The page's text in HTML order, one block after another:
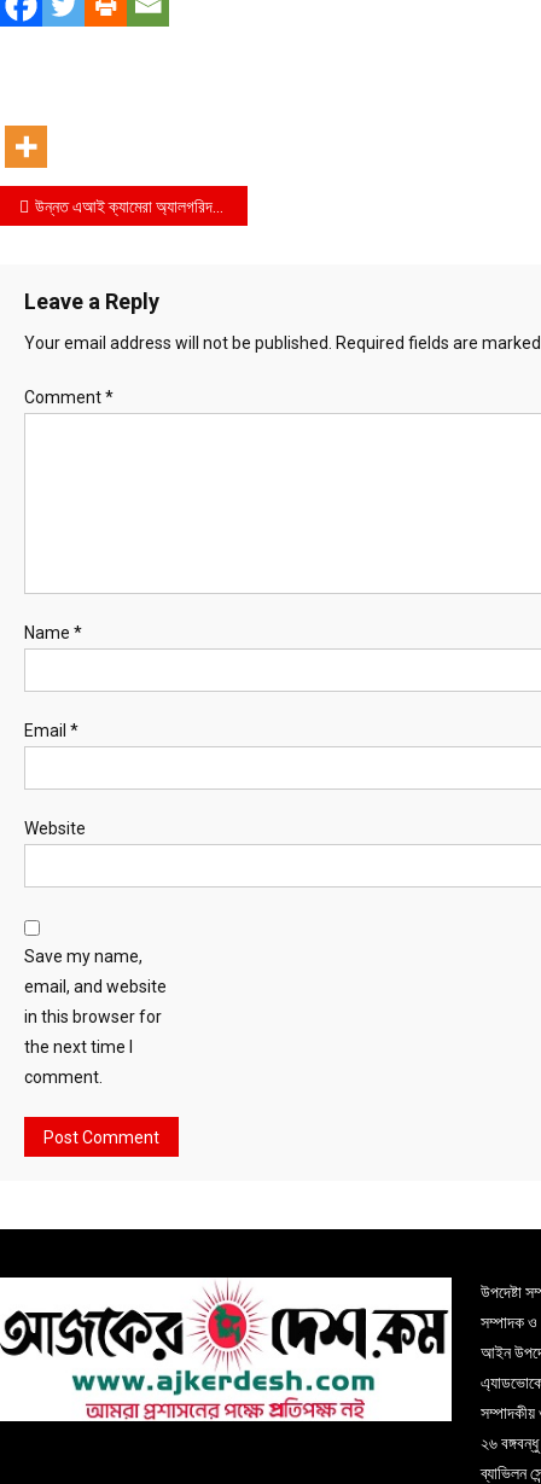
Postউন্নত এআই ক্যামেরা অ্যালগরিদমে ইনফিনিক্স ও স্যামসাং-এর পার্টনারশিপ
Leave a Reply
Your email address will not be published. Required fields are
Comment*
Name *
Email *
Website
Save my name,
email, and website
in this browser for
the next time I
comment.
উপদেষ্টা
সম্পাদক ও
আইন
সম্পাদকীয়
২৬
ব্যাভিলন